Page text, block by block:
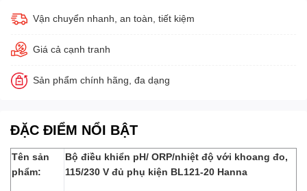
Vận chuyển nhanh, an toàn, tiết kiệm
Giá cả cạnh tranh
Sản phẩm chính hãng, đa dạng
ĐẶC ĐIỂM NỔI BẬT
Tên sản
phẩm:
Bộ điều khiển pH/ ORP/nhiệt độ với khoang đo,
115/230 V đủ phụ kiện BL121-20 Hanna